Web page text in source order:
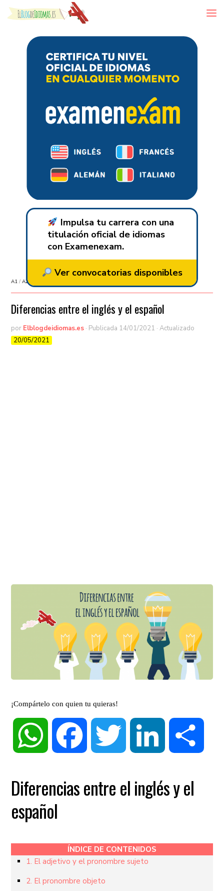
Skip to content
Impulsa tu carrera con una
titulación oficial de idiomas
con Examenexam.
Ver convocatorias disponibles
A1 / A2
Diferencias entre el inglés y el español
por Elblogdeidiomas.es · Publicada 14/01/2021 · Actualizado
20/05/2021
¡Compártelo con quien tu quieras!
WhatsApp Facebook Twitter LinkedIn
Diferencias entre el inglés y el
español
ÍNDICE DE CONTENIDOS
1. El adjetivo y el pronombre sujeto
2. El pronombre objeto